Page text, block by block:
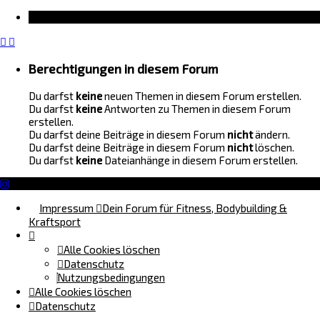
Berechtigungen in diesem Forum
Du darfst keineneuen Themen in diesem Forum erstellen.
Du darfst keineAntworten zu Themen in diesem Forum
erstellen.
Du darfst deine Beiträge in diesem Forum nichtändern.
Du darfst deine Beiträge in diesem Forum nichtlöschen.
Du darfst keine Dateianhänge in diesem Forum erstellen.
Impressum
Dein Forum für Fitness, Bodybuilding &
Kraftsport
Alle Cookies löschen
Datenschutz
Nutzungsbedingungen
Alle Cookies löschen
Datenschutz